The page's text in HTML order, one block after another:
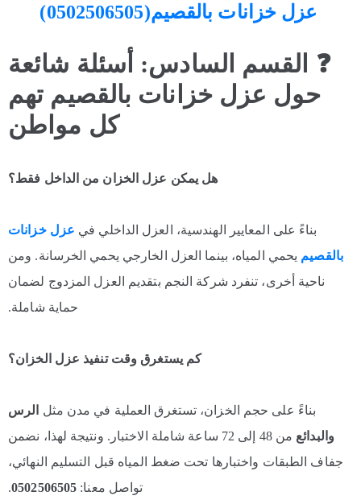
عزل خزانات بالقصيم(0502506505)
❓ القسم السادس: أسئلة شائعة
حول عزل خزانات بالقصيم تهم
كل مواطن
هل يمكن عزل الخزان من الداخل فقط؟
بناءً على المعايير الهندسية، العزل الداخلي في عزل خزانات
بالقصيم يحمي المياه، بينما العزل الخارجي يحمي الخرسانة. ومن
ناحية أخرى، تنفرد شركة النجم بتقديم العزل المزدوج لضمان
حماية شاملة.
كم يستغرق وقت تنفيذ عزل الخزان؟
بناءً على حجم الخزان، تستغرق العملية في مدن مثل
الرس
والبدائع
من 48 إلى 72 ساعة شاملة الاختبار. ونتيجة لهذا، نضمن
جفاف الطبقات واختبارها تحت ضغط المياه قبل التسليم النهائي،
تواصل معنا: 0502506505
.